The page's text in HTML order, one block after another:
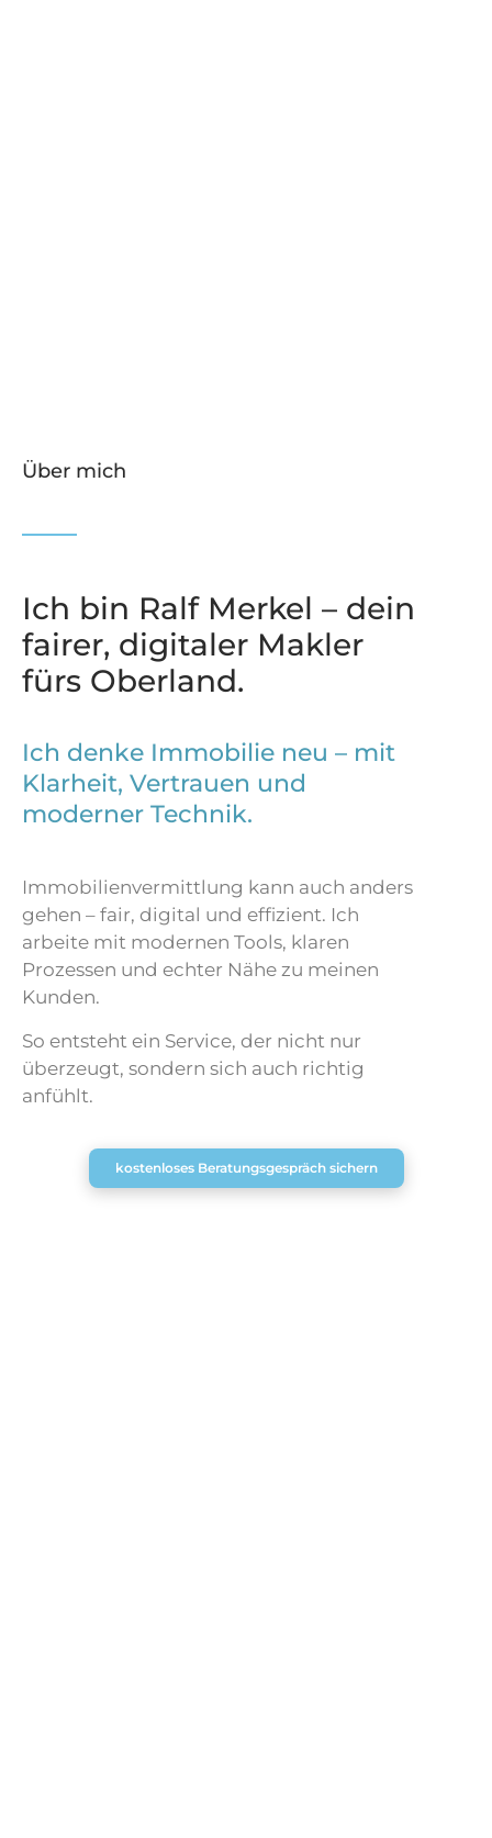
Über mich
Ich bin Ralf Merkel – dein
fairer, digitaler Makler
fürs Oberland.
Ich denke Immobilie neu – mit
Klarheit, Vertrauen und
moderner Technik.
Immobilienvermittlung kann auch anders
gehen – fair, digital und effizient. Ich
arbeite mit modernen Tools, klaren
Prozessen und echter Nähe zu meinen
Kunden.
So entsteht ein Service, der nicht nur
überzeugt, sondern sich auch richtig
anfühlt.
kostenloses Beratungsgespräch sichern